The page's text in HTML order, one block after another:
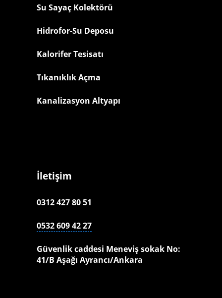
Su Sayaç Kolektörü
Hidrofor-Su Deposu
Kalorifer Tesisatı
Tıkanıklık Açma
Kanalizasyon Altyapı
İletişim
0312 427 80 51
0532 609 42 27
Güvenlik caddesi Meneviş sokak No:
41/B Aşağı Ayrancı/Ankara